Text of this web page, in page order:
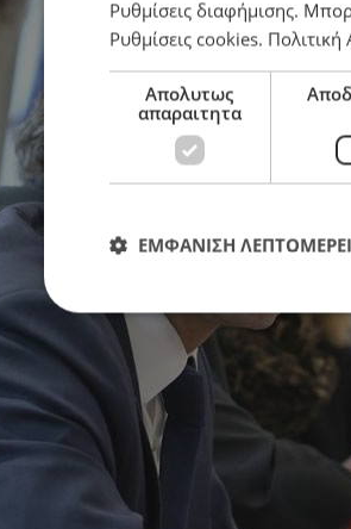
Ρυθμίσεις διαφήμισης.
Ρυθμίσεις cookies.
Απολυτως
απαραιτητα
ΕΜΦΑΝΙΣΗ